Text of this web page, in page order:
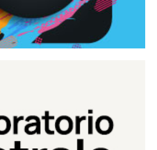
Continua